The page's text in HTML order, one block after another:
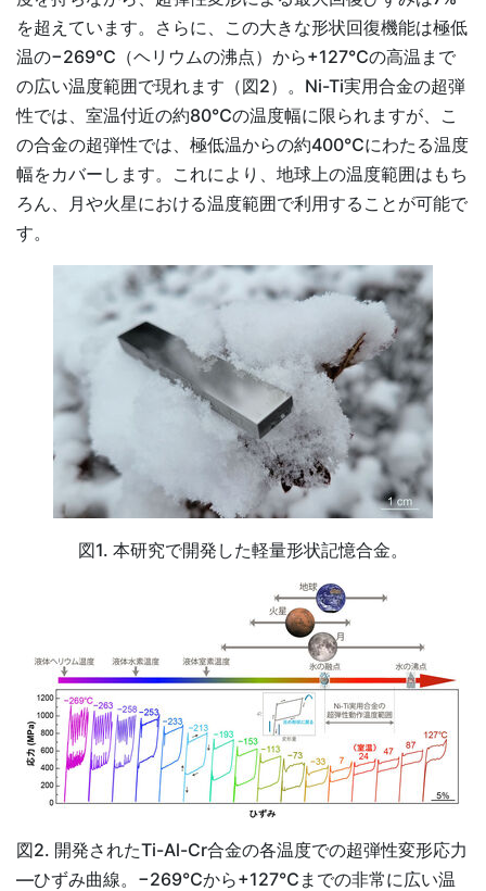
を超えています。さらに、この大きな形状回復機能は極低
温の−269℃（ヘリウムの沸点）から+127℃の高温まで
の広い温度範囲で現れます（図2）。Ni-Ti実用合金の超弾
性では、室温付近の約80℃の温度幅に限られますが、こ
の合金の超弾性では、極低温からの約400℃にわたる温度
幅をカバーします。これにより、地球上の温度範囲はもち
ろん、月や火星における温度範囲で利用することが可能で
す。
図1. 本研究で開発した軽量形状記憶合金。
図2. 開発されたTi-Al-Cr合金の各温度での超弾性変形応力
―ひずみ曲線。−269℃から+127℃までの非常に広い温